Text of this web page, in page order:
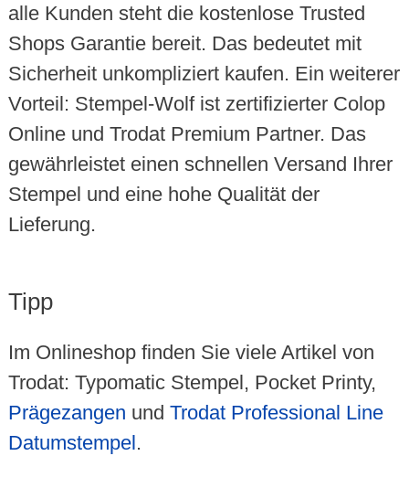
alle Kunden steht die kostenlose Trusted
Shops Garantie bereit. Das bedeutet mit
Sicherheit unkompliziert kaufen. Ein weiterer
Vorteil: Stempel-Wolf ist zertifizierter Colop
Online und Trodat Premium Partner. Das
gewährleistet einen schnellen Versand Ihrer
Stempel und eine hohe Qualität der
Lieferung.
Tipp
Im Onlineshop finden Sie viele Artikel von
Trodat: Typomatic Stempel, Pocket Printy,
Prägezangen und Trodat Professional Line
Datumstempel .